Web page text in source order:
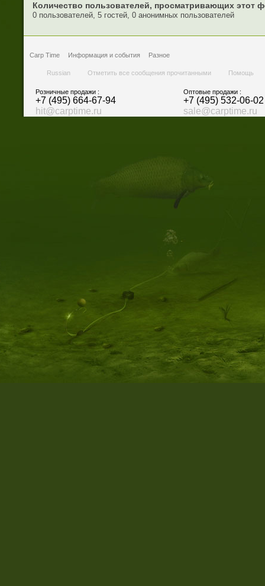
Количество пользователей, просматривающих этот
0 пользователей, 5 гостей, 0 анонимных пользователей
Carp Time Информация и события Разное
Russian Отметить все сообщения прочитанными Помощь
Розничные продажи :
+7 (495) 664-67-94
hit@carptime.ru
Оптовые продажи :
+7 (495) 532-06-02
sale@carptime.ru